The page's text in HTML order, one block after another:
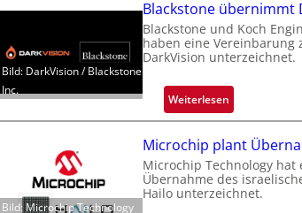
l
a
n
o
b
t
e
i
Bild: DarkVision / Blackstone
Inc.
Blackstone übernimmt
Blackstone und Koch
haben eine Vereinbarung
DarkVision unterzeichnet.
Weiterlesen:
B
a
c
k
Bild: Microchip Technology
Microchip plant
Microchip Technology
Übernahme des
Hailo unterzeichnet.